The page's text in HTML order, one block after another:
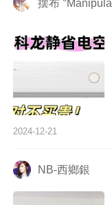
摆布 °Manipula
2024-12-21
NB-西鄉銀